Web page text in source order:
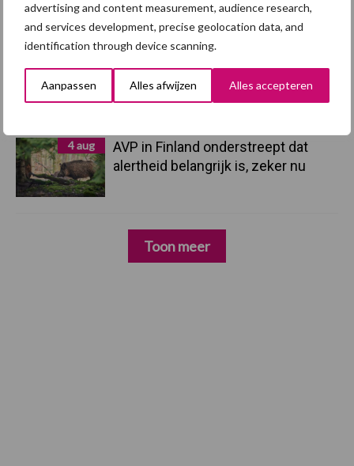
advertising and content measurement, audience research,
and services development, precise geolocation data, and
identification through device scanning.
Aanpassen Alles afwijzen Alles accepteren
hygieneoplossingen is in Polen
groter dan ooit”
5 aug
Eliminatieprotocol voor
Mycoplasma hyopneumoniae
4 aug
AVP in Finland onderstreept dat
alertheid belangrijk is, zeker nu
Toon meer